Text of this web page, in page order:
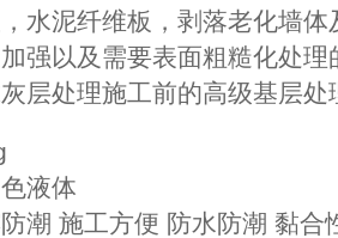
水泥纤维板，剥落老化墙体
强以及需要表面粗糙化处理
层处理施工前的高级基层处
液体
潮 施工方便 防水防潮 黏合